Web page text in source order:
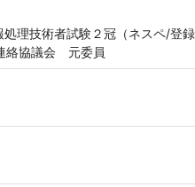
技術者試験２冠（ネスペ/登
絡協議会 元委員